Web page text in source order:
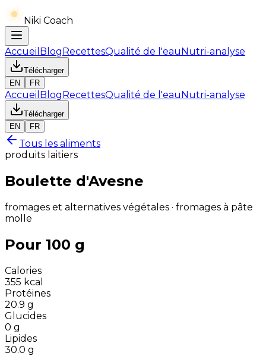
Niki Coach
Accueil BlogRecettesQualité de l'eauNutri-analyse
Télécharger
EN
FR
Accueil BlogRecettesQualité de l'eauNutri-analyse
Télécharger
EN
FR
Tous les aliments
produits laitiers
Boulette d'Avesne
fromages et alternatives végétales · fromages à pâte
molle
Pour 100 g
Calories
355 kcal
Protéines
20.9 g
Glucides
0 g
Lipides
30.0 g